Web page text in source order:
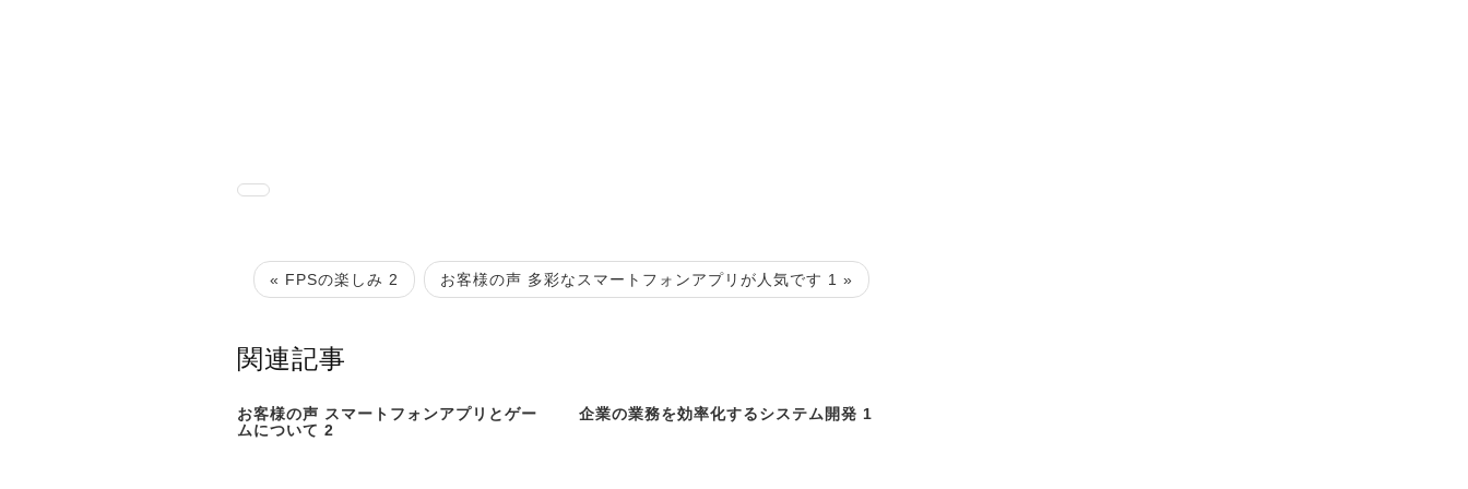
« FPSの楽しみ 2 お客様の声 多彩なスマートフォンアプリが人気です 1 »
関連記事
お客様の声 スマートフォンアプリとゲー
ムについて 2
企業の業務を効率化するシステム開発 1